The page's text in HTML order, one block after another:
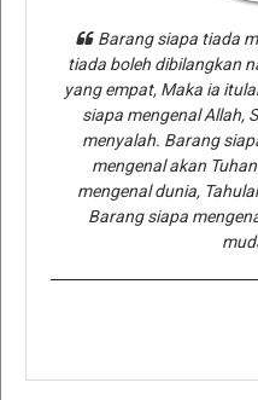
Barang siapa tiada
tiada boleh dibilangkan
yang empat, Maka ia
siapa mengenal Allah,
menyalah. Barang
mengenal akan
mengenal dunia,
Barang siapa